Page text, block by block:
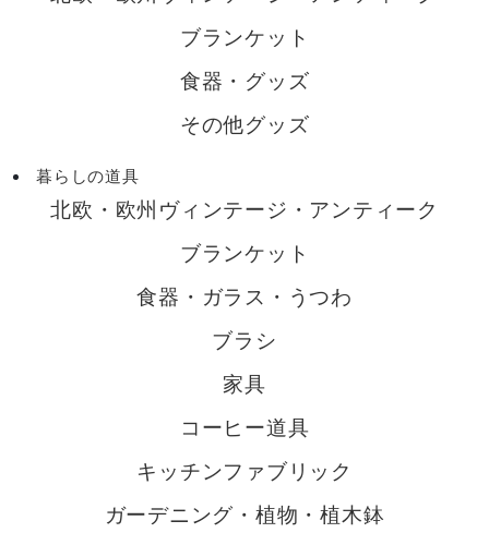
ブランケット
食器・グッズ
その他グッズ
暮らしの道具
北欧・欧州ヴィンテージ・アンティーク
ブランケット
食器・ガラス・うつわ
ブラシ
家具
コーヒー道具
キッチンファブリック
ガーデニング・植物・植木鉢